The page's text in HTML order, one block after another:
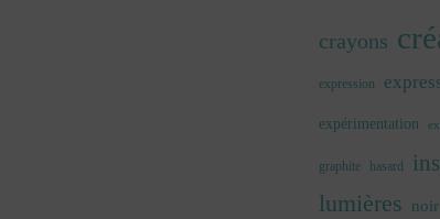
crayons
expression
expérimentation
graphite hasard
lumières noir